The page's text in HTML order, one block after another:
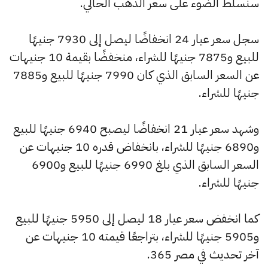
سجل سعر عيار 24 انخفاضًا ليصل إلى 7930 جنيهًا
للبيع و7875 جنيهًا للشراء، منخفضًا بقيمة 10 جنيهات
عن السعر السابق الذي كان 7990 جنيهًا للبيع و7885
جنيهًا للشراء.
وشهد سعر عيار 21 انخفاضًا ليصبح 6940 جنيهًا للبيع
و6890 جنيهًا للشراء، بانخفاض قدره 10 جنيهات عن
السعر السابق الذي بلغ 6990 جنيهًا للبيع و6900
جنيهًا للشراء.
كما انخفض سعر عيار 18 ليصل إلى 5950 جنيهًا للبيع
و5905 جنيهًا للشراء، بتراجعًا قيمته 10 جنيهات عن
آخر تحديث في مصر 365.